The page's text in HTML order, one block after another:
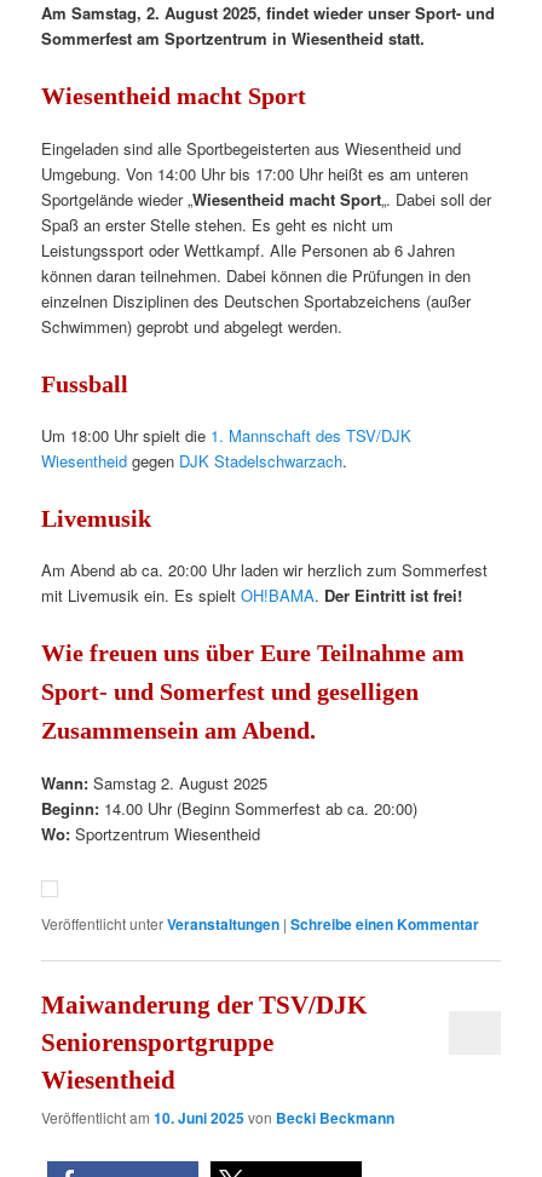
Am Samstag, 2. August 2025, findet wieder unser Sport- und
Sommerfest am Sportzentrum in Wiesentheid statt.
Wiesentheid macht Sport
Eingeladen sind alle Sportbegeisterten aus Wiesentheid und
Umgebung. Von 14:00 Uhr bis 17:00 Uhr heißt es am unteren
Sportgelände wieder „Wiesentheid macht Sport„. Dabei soll der
Spaß an erster Stelle stehen. Es geht es nicht um
Leistungssport oder Wettkampf. Alle Personen ab 6 Jahren
können daran teilnehmen. Dabei können die Prüfungen in den
einzelnen Disziplinen des Deutschen Sportabzeichens (außer
Schwimmen) geprobt und abgelegt werden.
Fussball
Um 18:00 Uhr spielt die 1. Mannschaft des TSV/DJK
Wiesentheid gegen DJK Stadelschwarzach.
Livemusik
Am Abend ab ca. 20:00 Uhr laden wir herzlich zum Sommerfest
mit Livemusik ein. Es spieltOH!BAMA. Der Eintritt ist frei!
Wie freuen uns über Eure Teilnahme am
Sport- und Somerfest und geselligen
Zusammensein am Abend.
Wann: Samstag 2. August 2025
Beginn: 14.00 Uhr (Beginn Sommerfest ab ca. 20:00)
Wo: Sportzentrum Wiesentheid
Veröffentlicht unterVeranstaltungen |Schreibe einen Kommentar
Maiwanderung der TSV/DJK
Seniorensportgruppe
Wiesentheid
Veröffentlicht am10. Juni 2025von Becki Beckmann